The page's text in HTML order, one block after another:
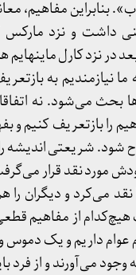
بنابراین مفاهیم،
داشت و نزد مارکس
در نزد کارل
نیازمندیم به
بحث می‌شود. نه
را بازتعریف کنیم
شود. شریعتی اندیشه
مورد نقد قرار
نقد می‌کرد و دیگران
هیچ‌کدام از مفاهیم
داریم و یک دموس
می‌آورند و از فرد